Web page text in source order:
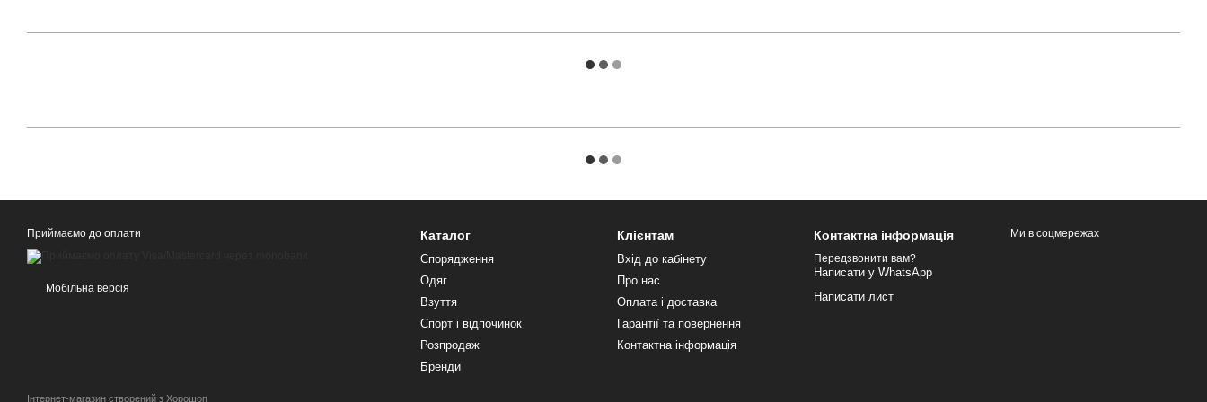
Приймаємо до оплати
Мобільна версія
Інтернет-магазин створений з Хорошоп
Каталог
Спорядження
Одяг
Взуття
Спорт і відпочинок
Розпродаж
Бренди
Клієнтам
Вхід до кабінету
Про нас
Оплата і доставка
Гарантії та повернення
Контактна інформація
Контактна інформація
Передзвонити вам?
Написати у WhatsApp
Написати лист
Ми в соцмережах